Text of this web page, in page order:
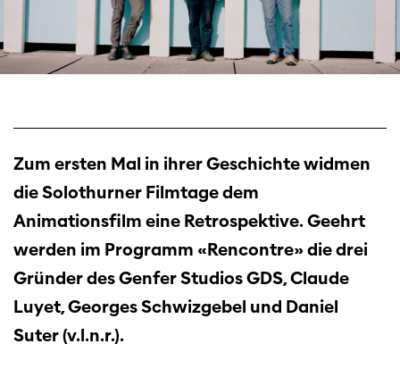
Zum ersten Mal in ihrer Geschichte widmen
die Solothurner Filmtage dem
Animationsfilm eine Retrospektive. Geehrt
werden im Programm «Rencontre» die drei
Gründer des Genfer Studios GDS, Claude
Luyet, Georges Schwizgebel und Daniel
Suter (v.l.n.r.).